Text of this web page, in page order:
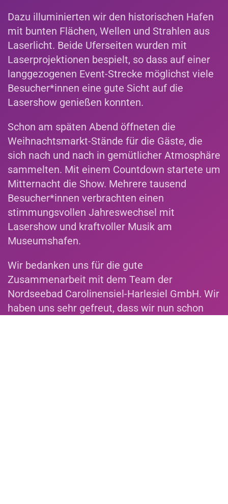
Dazu illuminierten wir den historischen Hafen
mit bunten Flächen, Wellen und Strahlen aus
Laserlicht. Beide Uferseiten wurden mit
Laserprojektionen bespielt, so dass auf einer
langgezogenen Event-Strecke möglichst viele
Besucher*innen eine gute Sicht auf die
Lasershow genießen konnten.
Schon am späten Abend öffneten die
Weihnachtsmarkt-Stände für die Gäste, die
sich nach und nach in gemütlicher Atmosphäre
sammelten. Mit einem Countdown startete um
Mitternacht die Show. Mehrere tausend
Besucher*innen verbrachten einen
stimmungsvollen Jahreswechsel mit
Lasershow und kraftvoller Musik am
Museumshafen.
Wir bedanken uns für die gute
Zusammenarbeit mit dem Team der
Nordseebad Carolinensiel-Harlesiel GmbH. Wir
haben uns sehr gefreut, dass wir nun schon